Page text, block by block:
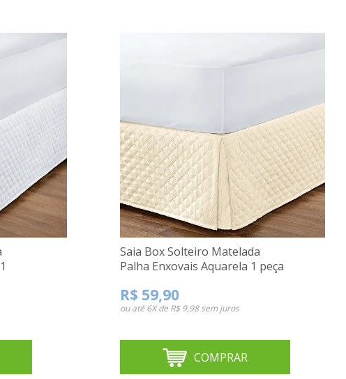
Saia Box Solteiro Matelada
Palha Enxovais Aquarela 1 peça
R$ 59,90
ou até 6X de R$ 9,98sem juros
COMPRAR